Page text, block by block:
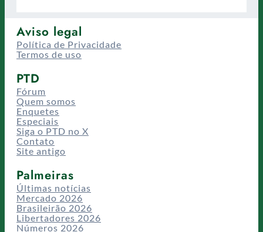
Aviso legal
Política de Privacidade
Termos de uso
PTD
Fórum
Quem somos
Enquetes
Especiais
Siga o PTD no X
Contato
Site antigo
Palmeiras
Últimas notícias
Mercado 2026
Brasileirão 2026
Libertadores 2026
Números 2026